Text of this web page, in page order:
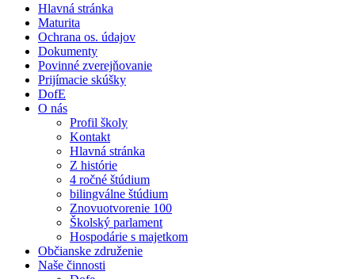
Hlavná stránka
Maturita
Ochrana os. údajov
Dokumenty
Povinné zverejňovanie
Prijímacie skúšky
DofE
O nás
Profil školy
Kontakt
Hlavná stránka
Z histórie
4 ročné štúdium
bilingválne štúdium
Znovuotvorenie 100
Školský parlament
Hospodárie s majetkom
Občianske združenie
Naše činnosti